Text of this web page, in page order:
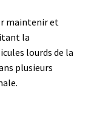
maintenir et
la
lourds de la
plusieurs